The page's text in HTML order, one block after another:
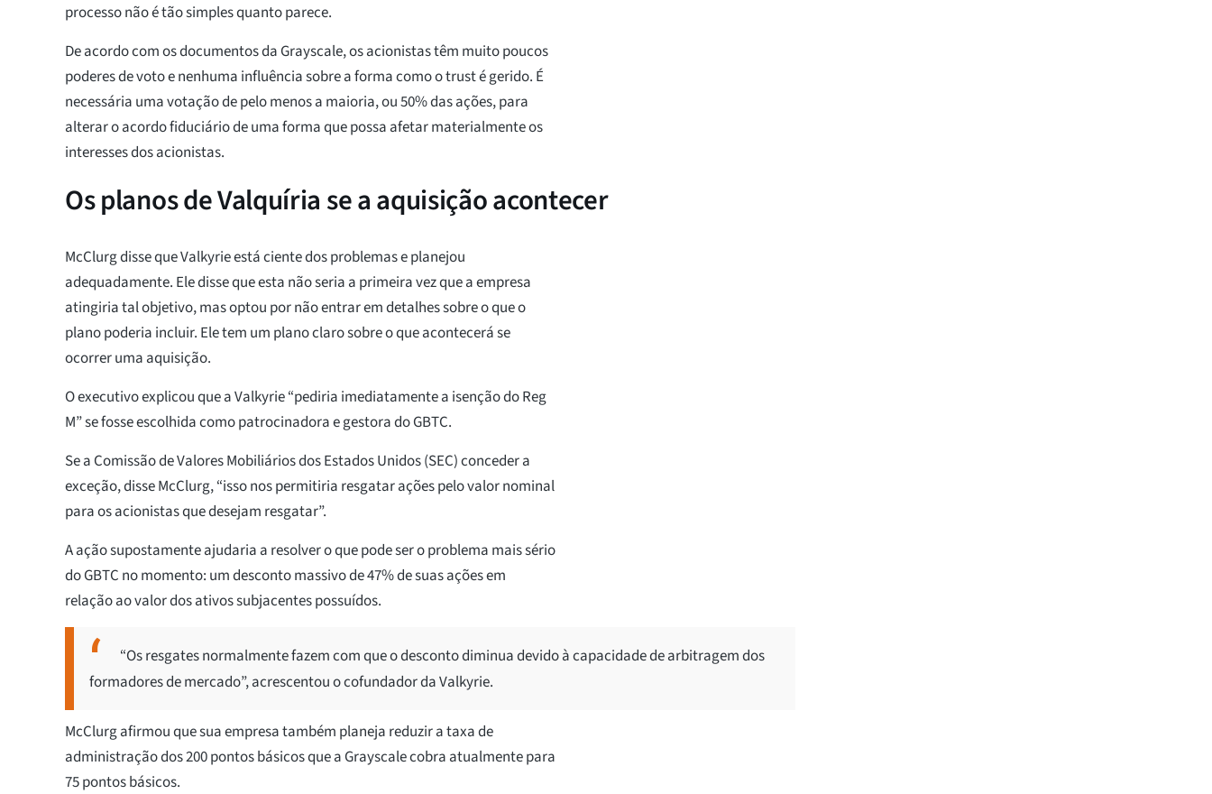
processo não é tão simples quanto parece.
De acordo com os documentos da Grayscale, os acionistas têm muito poucos
poderes de voto e nenhuma influência sobre a forma como o trust é gerido. É
necessária uma votação de pelo menos a maioria, ou 50% das ações, para
alterar o acordo fiduciário de uma forma que possa afetar materialmente os
interesses dos acionistas.
Os planos de Valquíria se a aquisição acontecer
McClurg disse que Valkyrie está ciente dos problemas e planejou
adequadamente. Ele disse que esta não seria a primeira vez que a empresa
atingiria tal objetivo, mas optou por não entrar em detalhes sobre o que o
plano poderia incluir. Ele tem um plano claro sobre o que acontecerá se
ocorrer uma aquisição.
O executivo explicou que a Valkyrie “pediria imediatamente a isenção do Reg
M” se fosse escolhida como patrocinadora e gestora do GBTC.
Se a Comissão de Valores Mobiliários dos Estados Unidos (SEC) conceder a
exceção, disse McClurg, “isso nos permitiria resgatar ações pelo valor nominal
para os acionistas que desejam resgatar”.
A ação supostamente ajudaria a resolver o que pode ser o problema mais sério
do GBTC no momento: um desconto massivo de 47% de suas ações em
relação ao valor dos ativos subjacentes possuídos.
“Os resgates normalmente fazem com que o desconto diminua devido à capacidade de arbitragem dos
formadores de mercado”, acrescentou o cofundador da Valkyrie.
McClurg afirmou que sua empresa também planeja reduzir a taxa de
administração dos 200 pontos básicos que a Grayscale cobra atualmente para
75 pontos básicos.